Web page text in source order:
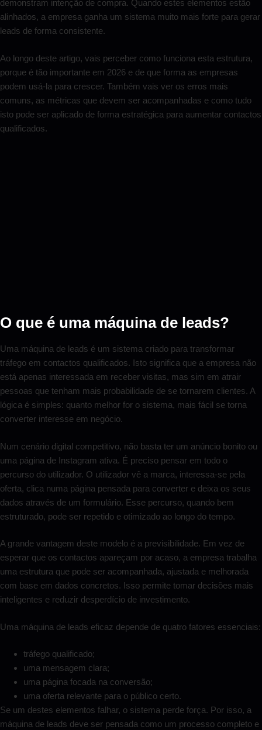
demonstram intenção de compra. Quando estes elementos estão
alinhados, a empresa ganha um sistema muito mais forte para gerar
leads de forma consistente.
Ao longo deste artigo, vais perceber como funciona esta estrutura,
porque é tão importante em 2026 e de que forma as empresas
podem usá-la para crescer. Também vais ver os erros mais
comuns, as métricas que devem ser acompanhadas e como tudo
isto pode ser aplicado de forma estratégica para aumentar contactos
qualificados.
O que é uma máquina de leads?
Uma máquina de leads é um sistema criado para transformar
tráfego em contactos qualificados. Isto significa que a empresa não
está apenas interessada em receber visitas, mas sim em atrair
pessoas que tenham mais probabilidade de se tornarem clientes. A
lógica é simples: quanto melhor for o sistema, mais fácil se torna
converter interesse em negócio.
Num cenário digital competitivo, não basta ter um anúncio bonito ou
uma página de Instagram ativa. É preciso pensar em todo o
percurso do utilizador. O utilizador vê a marca, interessa-se pela
oferta, clica numa página pensada para converter e deixa os seus
dados através de um formulário. Esse percurso, quando bem
estruturado, pode ser repetido e otimizado ao longo do tempo.
A grande vantagem deste modelo é a previsibilidade. Em vez de
esperar que os contactos apareçam por acaso, a empresa trabalha
uma estrutura que pode ser acompanhada, ajustada e melhorada
com base em dados concretos. Isso permite tomar decisões mais
inteligentes e reduzir desperdício de investimento.
Uma máquina de leads eficaz depende de quatro fatores essenciais:
tráfego qualificado;
uma mensagem clara;
uma página focada na conversão;
uma oferta relevante para o público certo.
Se um destes elementos falhar, o sistema perde força. Por isso, a
máquina de leads deve ser pensada como um processo completo e